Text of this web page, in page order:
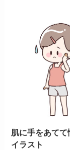
肌に手をあて
イラスト